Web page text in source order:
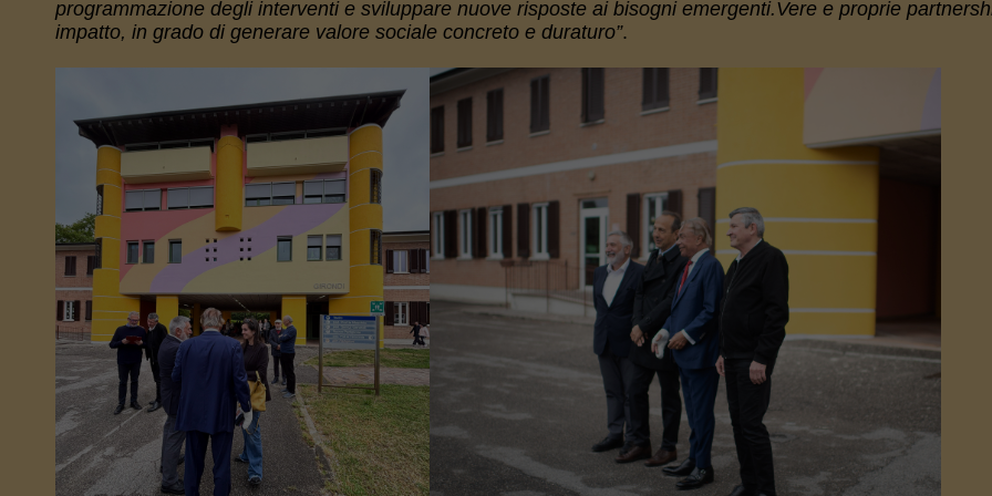
programmazione degli interventi e sviluppare nuove risposte ai bisogni emergenti.Vere e proprie
impatto, in grado di generare valore sociale concreto e duraturo”.